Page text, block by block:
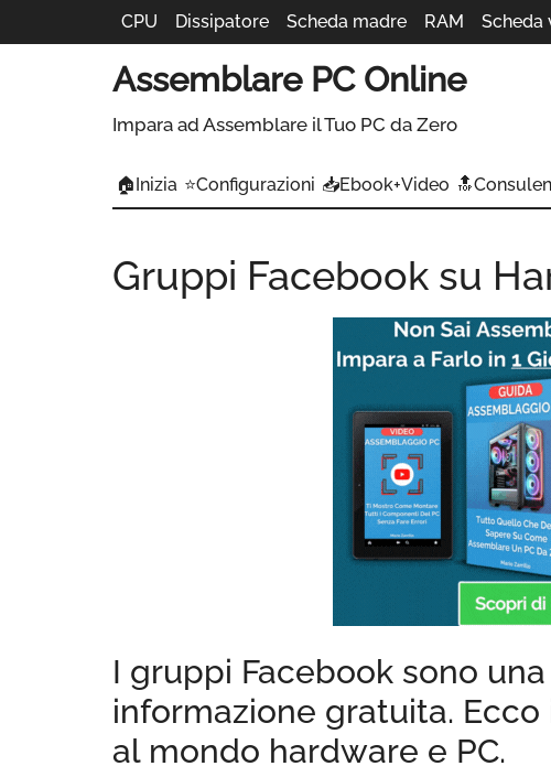
CPU Dissipatore Scheda madre RAM Scheda
Assemblare PC Online
Impara ad Assemblare il Tuo PC da Zero
🏠Inizia ⭐Configurazioni 📥Ebook+Video
Gruppi Facebook su
I gruppi Facebook sono
informazione gratuita.
al mondo hardware e PC.